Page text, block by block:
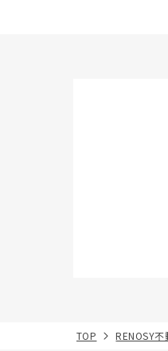
TOP RENOSY